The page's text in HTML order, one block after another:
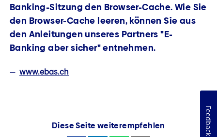
Banking-Sitzung den Browser-Cache. Wie Sie
den Browser-Cache leeren, können Sie aus
den Anleitungen unseres Partners "E-
Banking aber sicher" entnehmen.
www.ebas.ch
Diese Seite weiterempfehlen Feedback